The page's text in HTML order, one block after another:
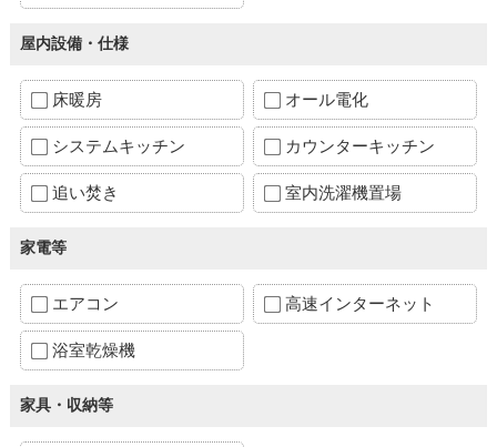
屋内設備・仕様
床暖房 オール電化
システムキッチン カウンターキッチン
追い焚き 室内洗濯機置場
家電等
エアコン 高速インターネット
浴室乾燥機
家具・収納等